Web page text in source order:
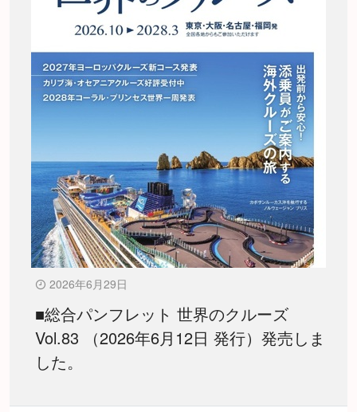
2026年6月29日
■総合パンフレット 世界のクルーズ
Vol.83 （2026年6月12日 発行）発売しま
した。